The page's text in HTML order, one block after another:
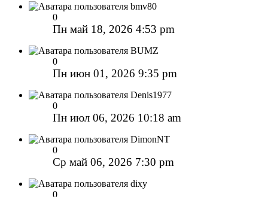
bmv80
0
Пн май 18, 2026 4:53 pm
BUMZ
0
Пн июн 01, 2026 9:35 pm
Denis1977
0
Пн июл 06, 2026 10:18 am
DimonNT
0
Ср май 06, 2026 7:30 pm
dixy
0